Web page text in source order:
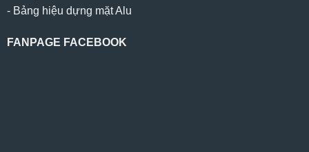
- Bảng hiệu dựng mặt Alu
FANPAGE FACEBOOK